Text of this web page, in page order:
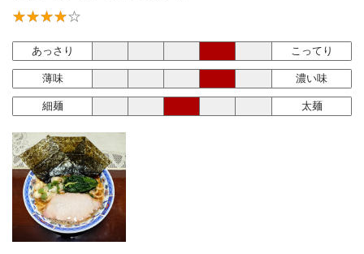
あっさり こってり
薄味 濃い味
細麺 太麺